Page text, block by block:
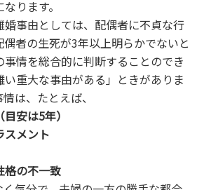
ります。
婚事由としては、配偶者に不貞な行
者の生死が3年以上明らかでないと
事情を総合的に判断することのでき
い重大な事由がある」ときがありま
は、たとえば、
安は5年）
スメント
格の不一致